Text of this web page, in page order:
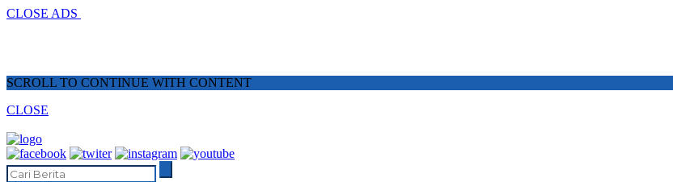
CLOSE ADS
SCROLL TO CONTINUE WITH CONTENT
CLOSE